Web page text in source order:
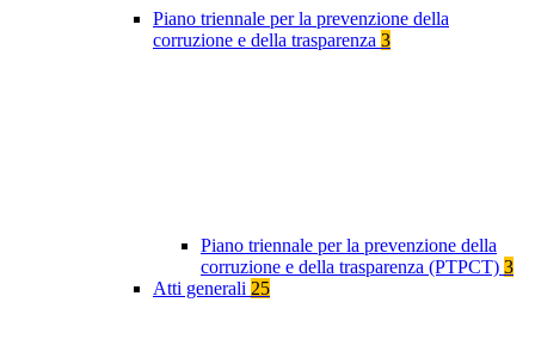
Piano triennale per la prevenzione della
corruzione e della trasparenza 3
Piano triennale per la prevenzione della
corruzione e della trasparenza (PTPCT) 3
Atti generali 25